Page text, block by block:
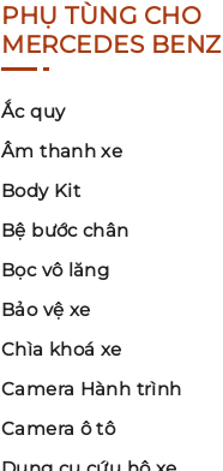
PHỤ TÙNG CHO
MERCEDES BENZ
Ắc quy
Âm thanh xe
Body Kit
Bệ bước chân
Bọc vô lăng
Bảo vệ xe
Chìa khoá xe
Camera Hành trình
Camera ô tô